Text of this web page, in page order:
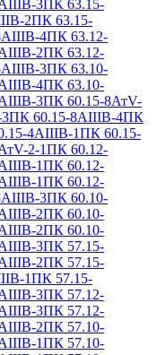
3ПК 63.15-
2ПК 63.15-
4ПК 63.12-
2ПК 63.12-
3ПК 63.10-
4ПК 63.10-
3ПК 60.15-8АтV-
ПК 60.15-8АIIIВ-4ПК
4АIIIВ-1ПК 60.15-
2-1ПК 60.12-
1ПК 60.12-
1ПК 60.12-
3ПК 60.10-
2ПК 60.10-
2ПК 60.10-
3ПК 57.15-
2ПК 57.15-
1ПК 57.15-
3ПК 57.12-
3ПК 57.12-
2ПК 57.10-
1ПК 57.10-